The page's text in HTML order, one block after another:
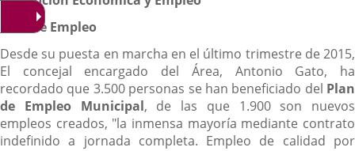
Plan de Empleo
Desde su puesta en marcha en el último trimestre de 2015,
El concejal encargado del Área, Antonio Gato, ha
recordado que 3.500 personas se han beneficiado del Plan
de Empleo Municipal, de las que 1.900 son nuevos
empleos creados, "la inmensa mayoría mediante contrato
indefinido a jornada completa. Empleo de calidad por